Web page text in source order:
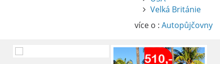
Velká Británie
více o : Autopůjčovny
Půjčení auta na letišti v Alicante je výborný
způsob, jak pohodlně objevovat město i jeho
brána do regionu Costa Blanca, se nachází
přibližně 9 km od centra Alicante.